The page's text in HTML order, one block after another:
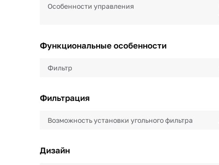
Особенности управления
Функциональные особенности
Фильтр
Фильтрация
Возможность установки угольного фильтра
Дизайн